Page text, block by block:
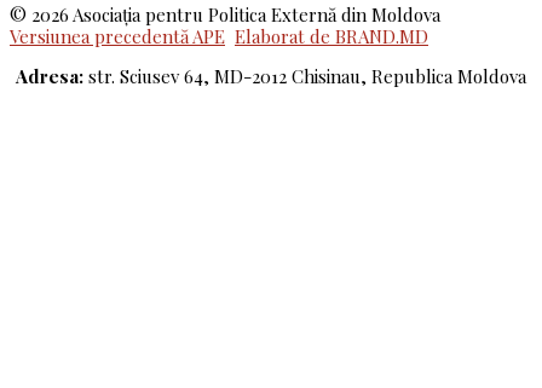
© 2026 Asociaţia pentru Politica Externă din Moldova
Versiunea precedentă APE Elaborat de BRAND.MD
Adresa: str. Sciusev 64, MD-2012 Chisinau, Republica Moldova